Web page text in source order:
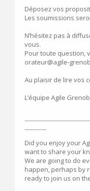
Déposez vos
Les soumissions
N’hésitez pas à
vous.
Pour toute question,
orateur@agile-
Au plaisir de lire vos
L’équipe Agile
-----------
Did you enjoy your
want to share your
We are going to do
happen, perhaps by
ready to join us on